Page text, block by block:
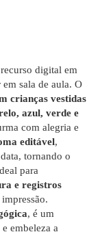
digital em
sala de aula. O
crianças vestidas
azul, verde e
com alegria e
editável,
tornando o
para
e registros
, é um
embeleza a